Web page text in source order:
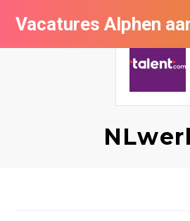
Vacatures Alphen
Vacatures per bedrijf in Alphen
De populairste vacatures in